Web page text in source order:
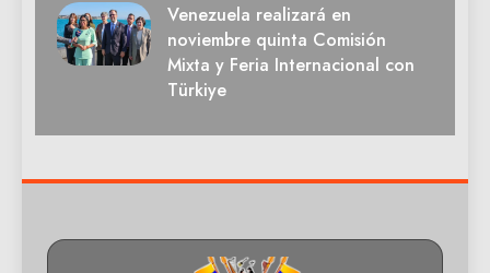
Venezuela realizará en
noviembre quinta Comisión
Mixta y Feria Internacional con
Türkiye